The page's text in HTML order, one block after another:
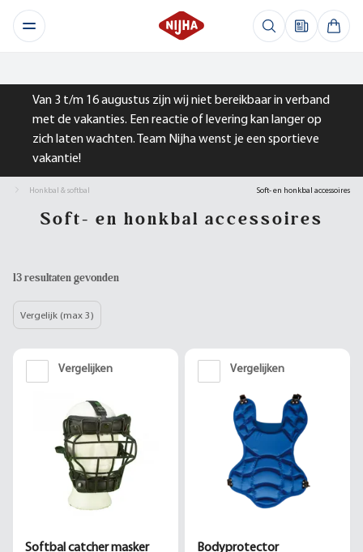
Van 3 t/m 16 augustus zijn wij niet bereikbaar in verband
met de vakanties. Een reactie of levering kan langer op
zich laten wachten. Team Nijha wenst je een sportieve
vakantie!
Honkbal & softbal Soft- en honkbal accessoires
Soft- en honkbal accessoires
13 resultaten gevonden
Vergelijk (max 3)
Vergelijken
Softbal catcher masker
Vergelijken
Bodyprotector